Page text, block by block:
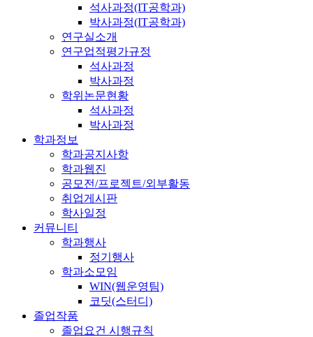
석사과정(IT공학과)
박사과정(IT공학과)
연구실소개
연구업적평가규정
석사과정
박사과정
학위논문현황
석사과정
박사과정
학과정보
학과공지사항
학과웹진
공모전/프로젝트/외부활동
취업게시판
학사일정
커뮤니티
학과행사
정기행사
학과소모임
WIN(웹운영팀)
코딧(스터디)
졸업작품
졸업요건 시행규칙